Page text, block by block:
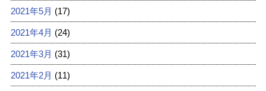
2021年5月 (17)
2021年4月 (24)
2021年3月 (31)
2021年2月 (11)